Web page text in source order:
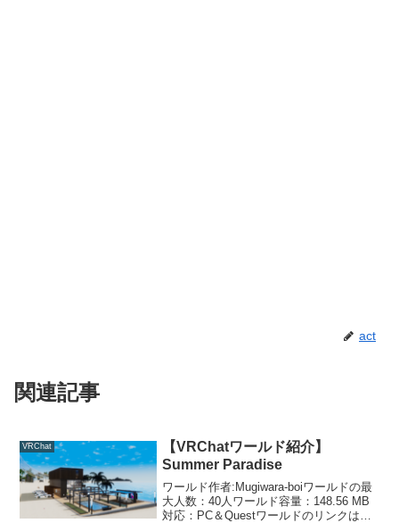
act
関連記事
VRChat
【VRChatワールド紹介】
Summer Paradise
ワールド作者:Mugiwara-boiワールドの最
大人数：40人ワールド容量：148.56 MB
対応：PC＆Questワールドのリンクはこ